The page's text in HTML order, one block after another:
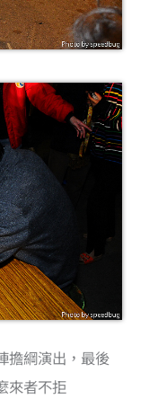
擔綱演出，最後
來者不拒